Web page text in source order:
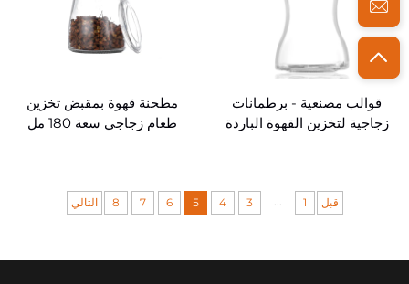
قوالب مصنعية - برطمانات
زجاجية لتخزين القهوة الباردة
مطحنة قهوة بمقبض تخزين
طعام زجاجي سعة 180 مل
قبل 1
3
4
5
6
7
8 التالي